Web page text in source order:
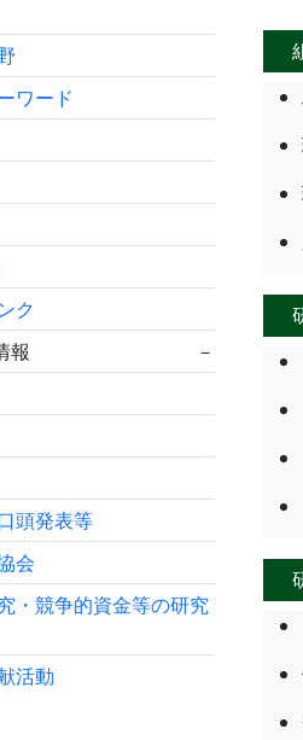
ワード
ク
報
－
頭発表等
会
・競争的資金等の研究
活動